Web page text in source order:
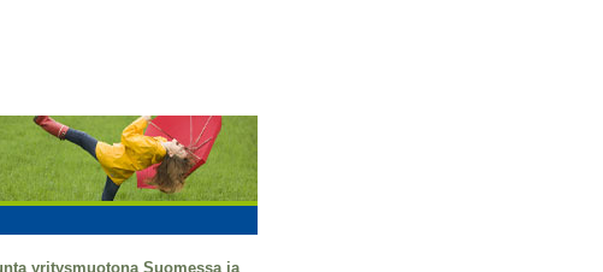
yritysmuotona Suomessa ja